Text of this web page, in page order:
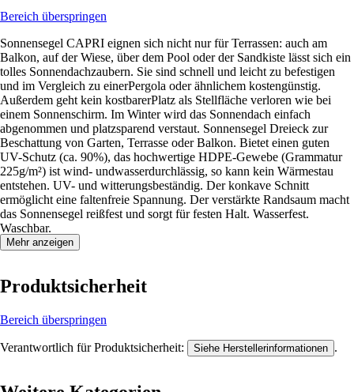
Bereich überspringen
Sonnensegel CAPRI eignen sich nicht nur für Terrassen: auch am
Balkon, auf der Wiese, über dem Pool oder der Sandkiste lässt sich ein
tolles Sonnendachzaubern. Sie sind schnell und leicht zu befestigen
und im Vergleich zu einerPergola oder ähnlichem kostengünstig.
Außerdem geht kein kostbarerPlatz als Stellfläche verloren wie bei
einem Sonnenschirm. Im Winter wird das Sonnendach einfach
abgenommen und platzsparend verstaut. Sonnensegel Dreieck zur
Beschattung von Garten, Terrasse oder Balkon. Bietet einen guten
UV-Schutz (ca. 90%), das hochwertige HDPE-Gewebe (Grammatur
225g/m²) ist wind- undwasserdurchlässig, so kann kein Wärmestau
entstehen. UV- und witterungsbeständig. Der konkave Schnitt
ermöglicht eine faltenfreie Spannung. Der verstärkte Randsaum macht
das Sonnensegel reißfest und sorgt für festen Halt. Wasserfest.
Waschbar.
Mehr anzeigen
Produktsicherheit
Bereich überspringen
Verantwortlich für Produktsicherheit: Siehe Herstellerinformationen .